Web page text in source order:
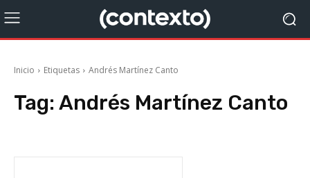
Inicio Etiquetas Andrés Martínez Canto
Tag: Andrés Martínez Canto